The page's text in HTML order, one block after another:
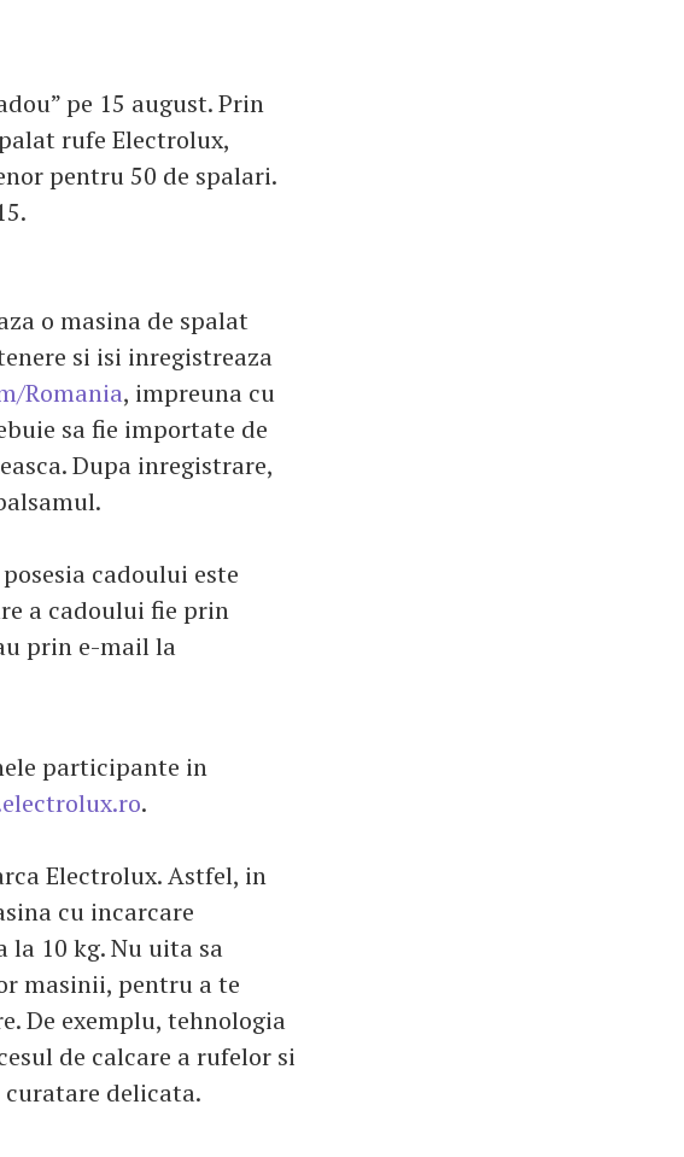
pe 15 august. Prin
rufe Electrolux,
pentru 50 de spalari.
o masina de spalat
si isi inregistreaza
Romania, impreuna cu
sa fie importate de
Dupa inregistrare,
cadoului este
a cadoului fie prin
prin e-mail la
participante in
.
Electrolux. Astfel, in
cu incarcare
la 10 kg. Nu uita sa
masinii, pentru a te
De exemplu, tehnologia
de calcare a rufelor si
delicata.